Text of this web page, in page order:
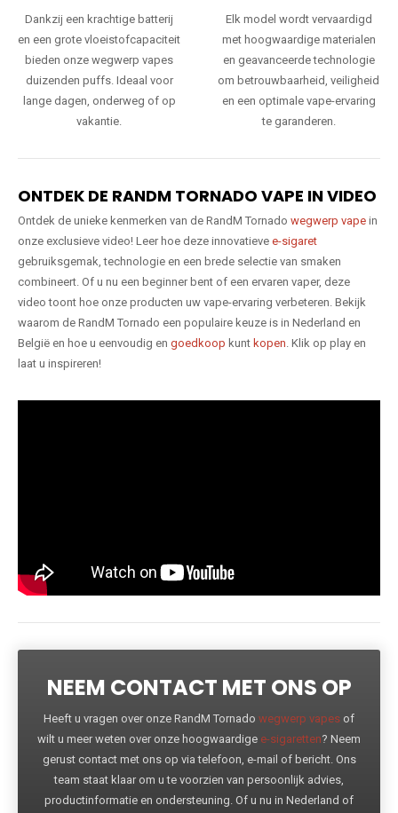
Dankzij een krachtige batterij
en een grote vloeistofcapaciteit
bieden onze wegwerp vapes
duizenden puffs. Ideaal voor
lange dagen, onderweg of op
vakantie.
Elk model wordt vervaardigd
met hoogwaardige materialen
en geavanceerde technologie
om betrouwbaarheid, veiligheid
en een optimale vape-ervaring
te garanderen.
ONTDEK DE RANDM TORNADO VAPE IN VIDEO
Ontdek de unieke kenmerken van de RandM Tornado wegwerp vape in
onze exclusieve video! Leer hoe deze innovatieve e-sigaret
gebruiksgemak, technologie en een brede selectie van smaken
combineert. Of u nu een beginner bent of een ervaren vaper, deze
video toont hoe onze producten uw vape-ervaring verbeteren. Bekijk
waarom de RandM Tornado een populaire keuze is in Nederland en
België en hoe u eenvoudig en goedkoop kunt kopen. Klik op play en
laat u inspireren!
NEEM CONTACT MET ONS OP
Heeft u vragen over onze RandM Tornado wegwerp vapes of
wilt u meer weten over onze hoogwaardige e-sigaretten? Neem
gerust contact met ons op via telefoon, e-mail of bericht. Ons
team staat klaar om u te voorzien van persoonlijk advies,
productinformatie en ondersteuning. Of u nu in Nederland of